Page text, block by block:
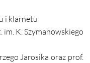
i klarnetu
K. Szymanowskiego
Jarosika oraz prof.